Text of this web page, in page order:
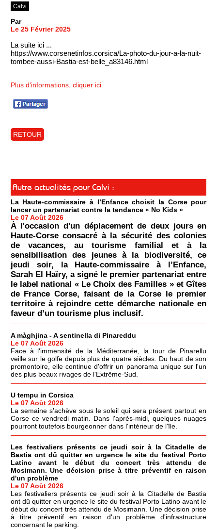
Calvi
Par
Le 25 Février 2025
La suite ici ...
https://www.corsenetinfos.corsica/La-photo-du-jour-a-la-nuit-
tombee-aussi-Bastia-est-belle_a83146.html
Plus d'informations, cliquer ici
RETOUR
Autre actualités pour Calvi :
La Haute-commissaire à l’Enfance choisit la Corse pour
lancer un partenariat contre la tendance « No Kids »
Le 07 Août 2026
À l'occasion d'un déplacement de deux jours en
Haute-Corse consacré à la sécurité des colonies
de vacances, au tourisme familial et à la
sensibilisation des jeunes à la biodiversité, ce
jeudi soir, la Haute-commissaire à l’Enfance,
Sarah El Haïry, a signé le premier partenariat entre
le label national « Le Choix des Familles » et Gîtes
de France Corse, faisant de la Corse le premier
territoire à rejoindre cette démarche nationale en
faveur d’un tourisme plus inclusif.
A màghjina - A sentinella di Pinareddu
Le 07 Août 2026
Face à l'immensité de la Méditerranée, la tour de Pinarellu
veille sur le golfe depuis plus de quatre siècles. Du haut de son
promontoire, elle continue d'offrir un panorama unique sur l'un
des plus beaux rivages de l'Extrême-Sud.
U tempu in Corsica
Le 07 Août 2026
La semaine s'achève sous le soleil qui sera présent partout en
Corse ce vendredi matin. Dans l'après-midi, quelques nuages
pourront toutefois bourgeonner dans l'intérieur de l'île.
Les festivaliers présents ce jeudi soir à la Citadelle de
Bastia ont dû quitter en urgence le site du festival Porto
Latino avant le début du concert très attendu de
Mosimann. Une décision prise à titre préventif en raison
d'un problème
Le 07 Août 2026
Les festivaliers présents ce jeudi soir à la Citadelle de Bastia
ont dû quitter en urgence le site du festival Porto Latino avant le
début du concert très attendu de Mosimann. Une décision prise
à titre préventif en raison d'un problème d'infrastructure
concernant le parking.